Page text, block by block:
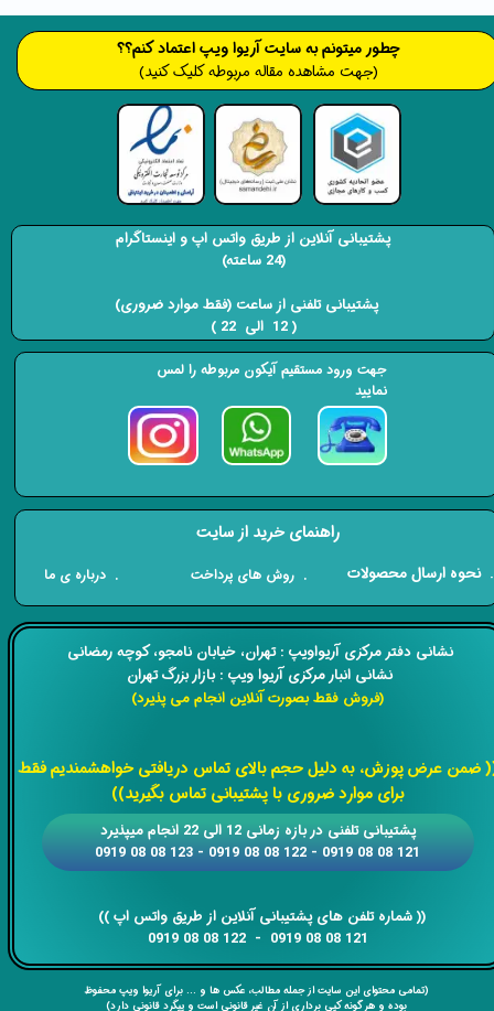
​​نشانی دفتر مرکزی آریواویپ : تهران، خیابان نامجو،کوچه رمضانی
نشانی انبار مرکزی آریوا ویپ : بازار بزرگ تهران
(فروش فقط بصورت آنلاین انجام می پذیرد)
ضمن عرض پوزش، به دلیل حجم بالای تماس دریافتی خواهشمندیم فقط
برای موارد ضروری با پشتیبانی تماس بگیرید))
​​​​​​​​​​​​​​(( ​​​​​​​شماره تلفن های پشتیبانی آنلاین از طریق واتس اپ ))
​​​​​​​121 08 08 0919 - 122 08 08 0919
​​پشتیبانی تلفنی در بازه زمانی 12 الی 22 انجام میپذیرد
121 08 08 0919 - 122 08 08 0919 - 123 08 08 0919
(تمامی محتوای این سایت از جمله مطالب، عکس ها و ... برای آریوا ویپ محفوظ
بوده و هر گونه کپی برداری از آن غیر قانونی است و پیگرد قانونی دارد)
​​​چطور میتونم به سایت آریوا ویپ اعتماد کنم؟؟
(جهت مشاهده مقاله مربوطه کلیک کنید)
راهنمای خرید از سایت
​. نحوه ارسال محصولات . روش های پرداخت . درباره ی ما
پشتیبانی آنلاین از طریق واتس اپ و اینستاگرام
(24 ساعته)
​​​​​​​ پشتیبانی تلفنی از ساعت (فقط موارد ضروری)
( 12 الی 22 ) ​​​​​​​
جهت ورود مستقیم آیکون مربوطه را لمس
نمایید